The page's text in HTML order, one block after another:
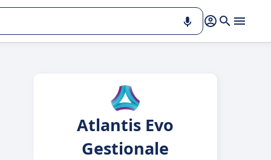
Atlantis Evo
Gestionale